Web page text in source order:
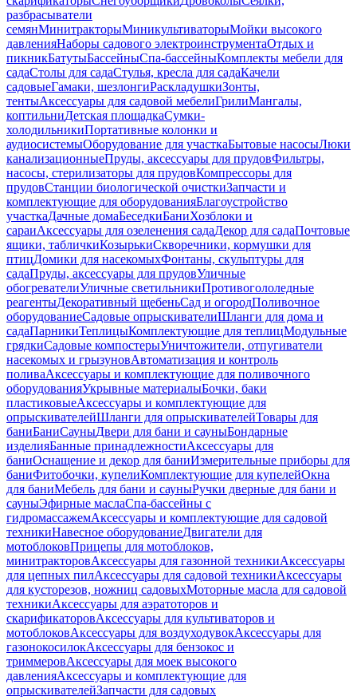
разбрасыватели
семянМинитракторыМиникультиваторыМойки высокого
давленияНаборы садового электроинструментаОтдых и
пикникБатутыБассейныСпа-бассейныКомплекты мебели для
садаСтолы для садаСтулья, кресла для садаКачели
садовыеГамаки, шезлонгиРаскладушкиЗонты,
тентыАксессуары для садовой мебелиГрилиМангалы,
коптильниДетская площадкаСумки-
холодильникиПортативные колонки и
аудиосистемыОборудование для участкаБытовые насосыЛюки
канализационныеПруды, аксессуары для прудовФильтры,
насосы, стерилизаторы для прудовКомпрессоры для
прудовСтанции биологической очисткиЗапчасти и
комплектующие для оборудованияБлагоустройство
участкаДачные домаБеседкиБаниХозблоки и
сараиАксессуары для озеленения садаДекор для садаПочтовые
ящики, табличкиКозырькиСкворечники, кормушки для
птицДомики для насекомыхФонтаны, скульптуры для
садаПруды, аксессуары для прудовУличные
обогревателиУличные светильникиПротивогололедные
реагентыДекоративный щебеньСад и огородПоливочное
оборудованиеСадовые опрыскивателиШланги для дома и
садаПарникиТеплицыКомплектующие для теплицМодульные
грядкиСадовые компостерыУничтожители, отпугиватели
насекомых и грызуновАвтоматизация и контроль
поливаАксессуары и комплектующие для поливочного
оборудованияУкрывные материалыБочки, баки
пластиковыеАксессуары и комплектующие для
опрыскивателейШланги для опрыскивателейТовары для
баниБаниСауныДвери для бани и сауныБондарные
изделияБанные принадлежностиАксессуары для
баниОснащение и декор для баниИзмерительные приборы для
баниФитобочки, купелиКомплектующие для купелейОкна
для баниМебель для бани и сауныРучки дверные для бани и
сауныЭфирные маслаСпа-бассейны с
гидромассажемАксессуары и комплектующие для садовой
техникиНавесное оборудованиеДвигатели для
мотоблоковПрицепы для мотоблоков,
минитракторовАксессуары для газонной техникиАксессуары
для цепных пилАксессуары для садовой техникиАксессуары
для кусторезов, ножниц садовыхМоторные масла для садовой
техникиАксессуары для аэратоторов и
скарификаторовАксессуары для культиваторов и
мотоблоковАксессуары для воздуходувокАксессуары для
газонокосилокАксессуары для бензокос и
триммеровАксессуары для моек высокого
давленияАксессуары и комплектующие для
опрыскивателейЗапчасти для садовых